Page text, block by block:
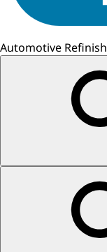
Automotive Refinish